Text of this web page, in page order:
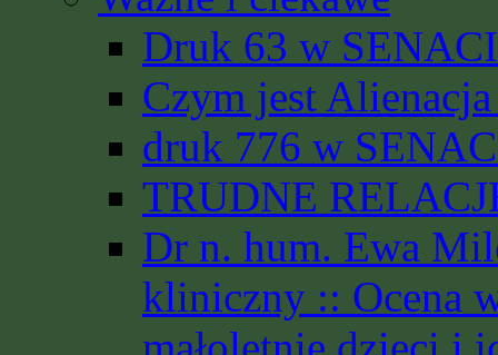
Druk 63 w
Czym jest
druk 776 w
TRUDNE
Dr n. hum. Ewa
kliniczny :: Ocena